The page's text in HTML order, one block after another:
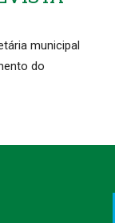
municipal
do